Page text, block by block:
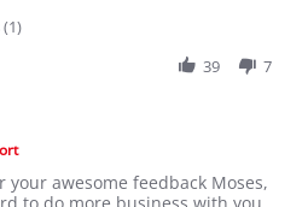
39 7
your awesome feedback Moses,
to do more business with you.